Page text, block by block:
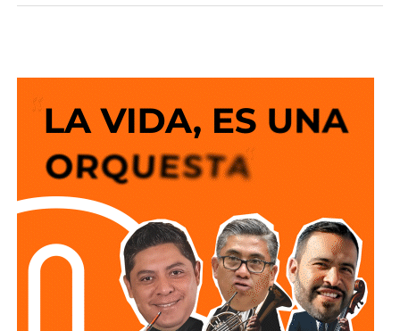
distintos sectores del municipio.
60 servicios al mes relacionados con fugas de gas.
recibir un reporte, personal operativo y voluntario
debidamente capacitado acude al domicilio para
controlar la situación mediante el retiro del cilindro
dañado y la liberación segura del gas
eliminar cualquier ri esgo para las familias.
El funcionario señaló que, una vez concluido el